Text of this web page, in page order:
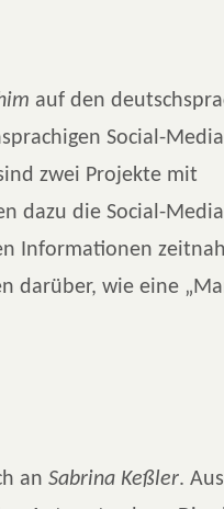
auf den
Social-
zwei Projekte mit
dazu die Social-
Informationen
darüber, wie eine
an Sabrina Keßler.